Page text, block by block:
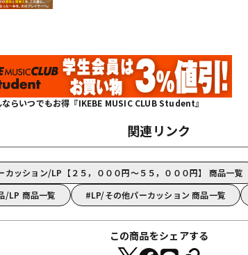
らいつでもお得『IKEBE MUSIC CLUB Student』
関連リンク
カッション/LP【２５，０００円～５５，０００円】 商品一覧
/LP 商品一覧
LP/その他パーカッション 商品一覧
この商品をシェアする